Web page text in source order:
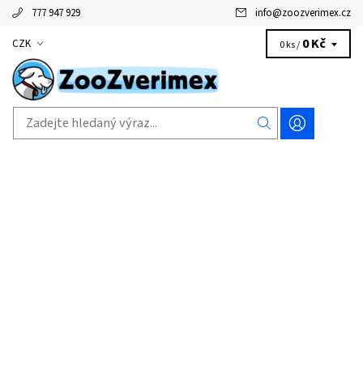
777 947 929 info@zoozverimex.cz
CZK 0 ks / 0 Kč